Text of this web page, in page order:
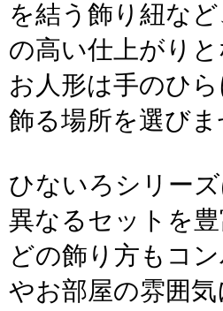
を結う飾り紐な
の高い仕上がり
お人形は手のひ
飾る場所を選び
ひないろシリー
異なるセットを
どの飾り方もコ
やお部屋の雰囲